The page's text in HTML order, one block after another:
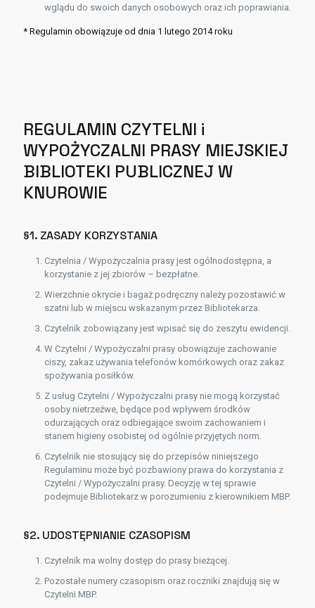
wglądu do swoich danych osobowych oraz ich poprawiania.
* Regulamin obowiązuje od dnia 1 lutego 2014 roku
REGULAMIN CZYTELNI i
WYPOŻYCZALNI PRASY MIEJSKIEJ
BIBLIOTEKI PUBLICZNEJ W
KNUROWIE
§1. ZASADY KORZYSTANIA
Czytelnia / Wypożyczalnia prasy jest ogólnodostępna, a
korzystanie z jej zbiorów – bezpłatne.
Wierzchnie okrycie i bagaż podręczny należy pozostawić w
szatni lub w miejscu wskazanym przez Bibliotekarza.
Czytelnik zobowiązany jest wpisać się do zeszytu ewidencji.
W Czytelni / Wypożyczalni prasy obowiązuje zachowanie
ciszy, zakaz używania telefonów komórkowych oraz zakaz
spożywania posiłków.
Z usług Czytelni / Wypożyczalni prasy nie mogą korzystać
osoby nietrzeźwe, będące pod wpływem środków
odurzających oraz odbiegające swoim zachowaniem i
stanem higieny osobistej od ogólnie przyjętych norm.
Czytelnik nie stosujący się do przepisów niniejszego
Regulaminu może być pozbawiony prawa do korzystania z
Czytelni / Wypożyczalni prasy. Decyzję w tej sprawie
podejmuje Bibliotekarz w porozumieniu z kierownikiem MBP.
§2. UDOSTĘPNIANIE CZASOPISM
Czytelnik ma wolny dostęp do prasy bieżącej.
Pozostałe numery czasopism oraz roczniki znajdują się w
Czytelni MBP.